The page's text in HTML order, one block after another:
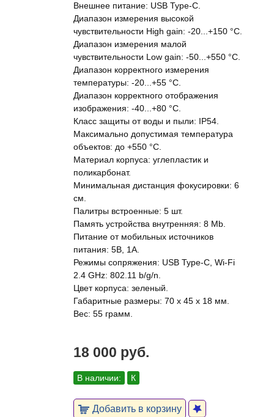
Внешнее питание: USB Type-C.
Диапазон измерения высокой
чувствительности High gain: -20...+150 °C.
Диапазон измерения малой
чувствительности Low gain: -50...+550 °C.
Диапазон корректного измерения
температуры: -20...+55 °C.
Диапазон корректного отображения
изображения: -40...+80 °C.
Класс защиты от воды и пыли: IP54.
Максимально допустимая температура
объектов: до +550 °C.
Материал корпуса: углепластик и
поликарбонат.
Минимальная дистанция фокусировки: 6
см.
Палитры встроенные: 5 шт.
Память устройства внутренняя: 8 Mb.
Питание от мобильных источников
питания: 5В, 1А.
Режимы сопряжения: USB Type-C, Wi-Fi
2.4 GHz: 802.11 b/g/n.
Цвет корпуса: зеленый.
Габаритные размеры: 70 x 45 x 18 мм.
Вес: 55 грамм.
18 000 руб.
В наличии: К
Добавить в корзину